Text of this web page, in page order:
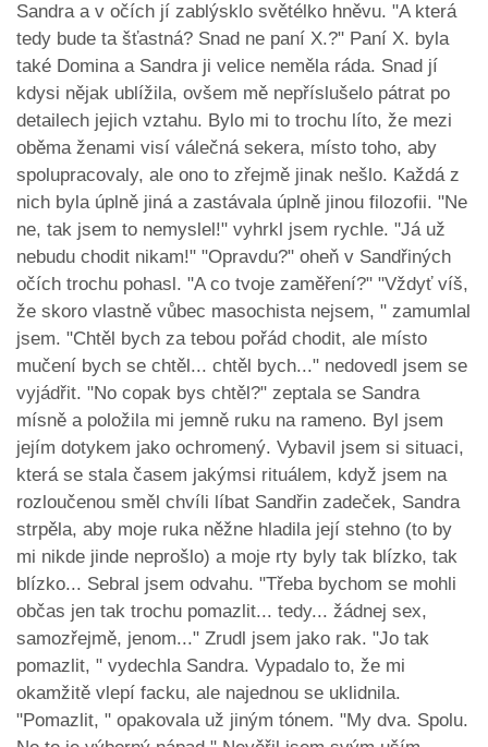
Sandra a v očích jí zablýsklo světélko hněvu. "A která
tedy bude ta šťastná? Snad ne paní X.?" Paní X. byla
také Domina a Sandra ji velice neměla ráda. Snad jí
kdysi nějak ublížila, ovšem mě nepříslušelo pátrat po
detailech jejich vztahu. Bylo mi to trochu líto, že mezi
oběma ženami visí válečná sekera, místo toho, aby
spolupracovaly, ale ono to zřejmě jinak nešlo. Každá z
nich byla úplně jiná a zastávala úplně jinou filozofii. "Ne
ne, tak jsem to nemyslel!" vyhrkl jsem rychle. "Já už
nebudu chodit nikam!" "Opravdu?" oheň v Sandřiných
očích trochu pohasl. "A co tvoje zaměření?" "Vždyť víš,
že skoro vlastně vůbec masochista nejsem, " zamumlal
jsem. "Chtěl bych za tebou pořád chodit, ale místo
mučení bych se chtěl... chtěl bych..." nedovedl jsem se
vyjádřit. "No copak bys chtěl?" zeptala se Sandra
mísně a položila mi jemně ruku na rameno. Byl jsem
jejím dotykem jako ochromený. Vybavil jsem si situaci,
která se stala časem jakýmsi rituálem, když jsem na
rozloučenou směl chvíli líbat Sandřin zadeček, Sandra
strpěla, aby moje ruka něžne hladila její stehno (to by
mi nikde jinde neprošlo) a moje rty byly tak blízko, tak
blízko... Sebral jsem odvahu. "Třeba bychom se mohli
občas jen tak trochu pomazlit... tedy... žádnej sex,
samozřejmě, jenom..." Zrudl jsem jako rak. "Jo tak
pomazlit, " vydechla Sandra. Vypadalo to, že mi
okamžitě vlepí facku, ale najednou se uklidnila.
"Pomazlit, " opakovala už jiným tónem. "My dva. Spolu.